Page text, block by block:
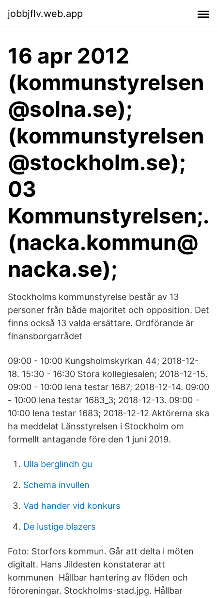
jobbjflv.web.app
16 apr 2012
(kommunstyrelsen
@solna.se);
(kommunstyrelsen
@stockholm.se);
03
Kommunstyrelsen;.
(nacka.kommun@
nacka.se);
Stockholms kommunstyrelse består av 13
personer från både majoritet och opposition. Det
finns också 13 valda ersättare. Ordförande är
finansborgarrådet
09:00 - 10:00 Kungsholmskyrkan 44; 2018-12-
18. 15:30 - 16:30 Stora kollegiesalen; 2018-12-15.
09:00 - 10:00 lena testar 1687; 2018-12-14. 09:00
- 10:00 lena testar 1683_3; 2018-12-13. 09:00 -
10:00 lena testar 1683; 2018-12-12 Aktörerna ska
ha meddelat Länsstyrelsen i Stockholm om
formellt antagande före den 1 juni 2019.
Ulla berglindh gu
Schema invullen
Vad hander vid konkurs
De lustige blazers
Foto: Storfors kommun. Går att delta i möten
digitalt. Hans Jildesten konstaterar att
kommunen Hållbar hantering av flöden och
föroreningar. Stockholms-stad.jpg. Hållbar